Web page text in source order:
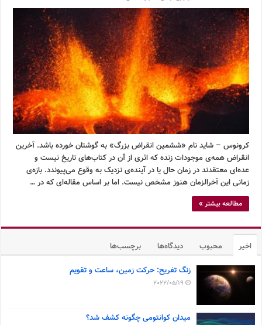
کرونوس – شاید نام «ششمین انقراض بزرگ» به گوشتان خورده باشد. آخرین
انقراض همه‌ی موجودات زنده که اثری از آن در کتاب‌های تاریخ نیست و
عده‌ای معتقدند در زمان حال یا در آینده‌ی نزدیک به وقوع می‌پیوندد. بازه‌ی
زمانی این آخرالزمان هنوز مشخص نیست. اما بر اساس مقاله‌ای که در …
مطالعه بیشتر »
اخیر محبوب دیدگاه‌ها برچسب‌ها
زنگ تفریح: حرکت زمین، ساعت و تقویم
2022/05/19
میدان کوانتومی چگونه کشف شد؟